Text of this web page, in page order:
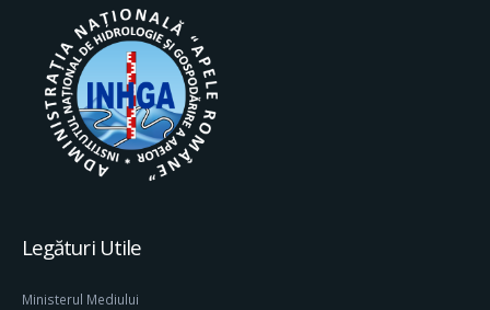
Legături Utile
Ministerul Mediului